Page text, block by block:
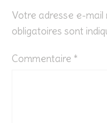
Votre adresse e-mail
obligatoires sont
Commentaire *